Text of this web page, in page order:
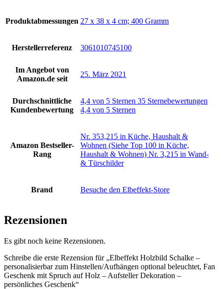
Produktabmessungen ‎27 x 38 x 4 cm; 400 Gramm
Herstellerreferenz 3061010745100
Im Angebot von
Amazon.de seit
25. März 2021
Durchschnittliche
Kundenbewertung
4,4 von 5 Sternen 35 Sternebewertungen
4,4 von 5 Sternen
Amazon Bestseller-
Rang
Nr. 353,215 in Küche, Haushalt &
Wohnen (Siehe Top 100 in Küche,
Haushalt & Wohnen) Nr. 3,215 in Wand-
& Türschilder
Brand Besuche den Elbeffekt-Store
Rezensionen
Es gibt noch keine Rezensionen.
Schreibe die erste Rezension für „Elbeffekt Holzbild Schalke –
personalisierbar zum Hinstellen/Aufhängen optional beleuchtet, Fan
Geschenk mit Spruch auf Holz – Aufsteller Dekoration –
persönliches Geschenk“